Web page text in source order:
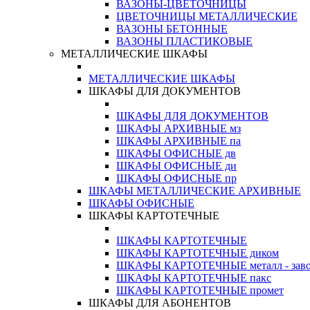
ВАЗОНЫ-ЦВЕТОЧНИЦЫ
ЦВЕТОЧНИЦЫ МЕТАЛЛИЧЕСКИЕ
ВАЗОНЫ БЕТОННЫЕ
ВАЗОНЫ ПЛАСТИКОВЫЕ
МЕТАЛЛИЧЕСКИЕ ШКАФЫ
МЕТАЛЛИЧЕСКИЕ ШКАФЫ
ШКАФЫ ДЛЯ ДОКУМЕНТОВ
ШКАФЫ ДЛЯ ДОКУМЕНТОВ
ШКАФЫ АРХИВНЫЕ мз
ШКАФЫ АРХИВНЫЕ па
ШКАФЫ ОФИСНЫЕ дв
ШКАФЫ ОФИСНЫЕ ди
ШКАФЫ ОФИСНЫЕ пр
ШКАФЫ МЕТАЛЛИЧЕСКИЕ АРХИВНЫЕ
ШКАФЫ ОФИСНЫЕ
ШКАФЫ КАРТОТЕЧНЫЕ
ШКАФЫ КАРТОТЕЧНЫЕ
ШКАФЫ КАРТОТЕЧНЫЕ диком
ШКАФЫ КАРТОТЕЧНЫЕ металл -
ШКАФЫ КАРТОТЕЧНЫЕ пакс
ШКАФЫ КАРТОТЕЧНЫЕ промет
ШКАФЫ ДЛЯ АБОНЕНТОВ